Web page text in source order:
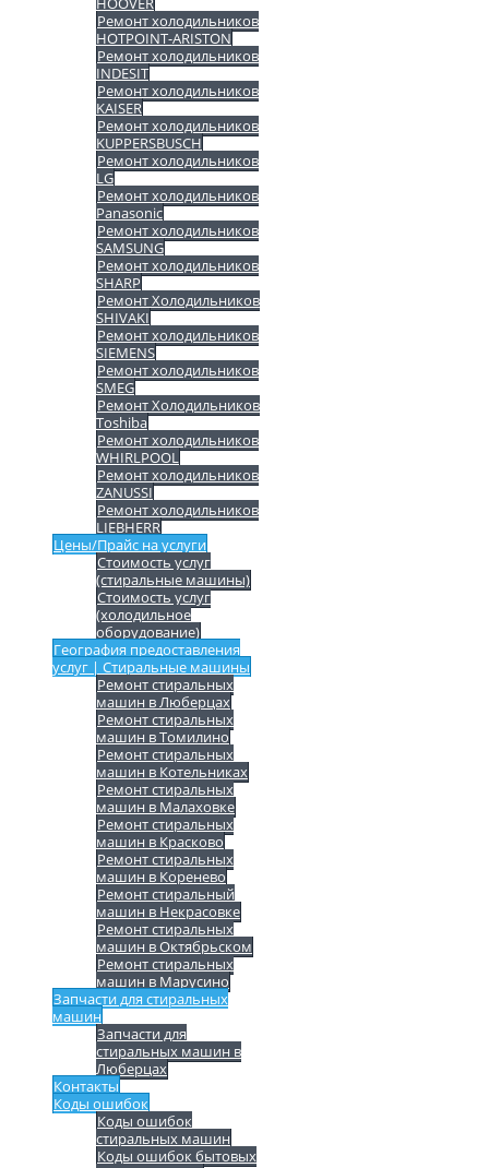
Ремонт холодильников
HOTPOINT-ARISTON
Ремонт холодильников
INDESIT
Ремонт холодильников
KAISER
Ремонт холодильников
KUPPERSBUSCH
Ремонт холодильников
LG
Ремонт холодильников
Panasonic
Ремонт холодильников
SAMSUNG
Ремонт холодильников
SHARP
Ремонт Холодильников
SHIVAKI
Ремонт холодильников
SIEMENS
Ремонт холодильников
SMEG
Ремонт Холодильников
Toshiba
Ремонт холодильников
WHIRLPOOL
Ремонт холодильников
ZANUSSI
Ремонт холодильников
LIEBHERR
Цены/Прайс на услуги
Стоимость услуг
(стиральные машины)
Стоимость услуг
(холодильное
оборудование)
География предоставления
услуг | Стиральные машины
Ремонт стиральных
машин в Люберцах
Ремонт стиральных
машин в Томилино
Ремонт стиральных
машин в Котельниках
Ремонт стиральных
машин в Малаховке
Ремонт стиральных
машин в Красково
Ремонт стиральных
машин в Коренево
Ремонт стиральный
машин в Некрасовке
Ремонт стиральных
машин в Октябрьском
Ремонт стиральных
машин в Марусино
Запчасти для стиральных
машин
Запчасти для
стиральных машин в
Люберцах
Контакты
Коды ошибок
Коды ошибок
стиральных машин
Коды ошибок бытовых